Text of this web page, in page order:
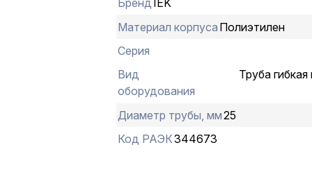
Бренд IEK
Материал корпуса Полиэтилен
Серия
Вид
оборудования
Труба
Диаметр трубы, мм25
Код РАЭК344673